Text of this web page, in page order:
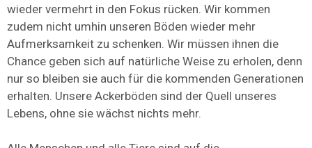
wieder vermehrt in den Fokus rücken. Wir kommen
zudem nicht umhin unseren Böden wieder mehr
Aufmerksamkeit zu schenken. Wir müssen ihnen die
Chance geben sich auf natürliche Weise zu erholen, denn
nur so bleiben sie auch für die kommenden Generationen
erhalten. Unsere Ackerböden sind der Quell unseres
Lebens, ohne sie wächst nichts mehr.